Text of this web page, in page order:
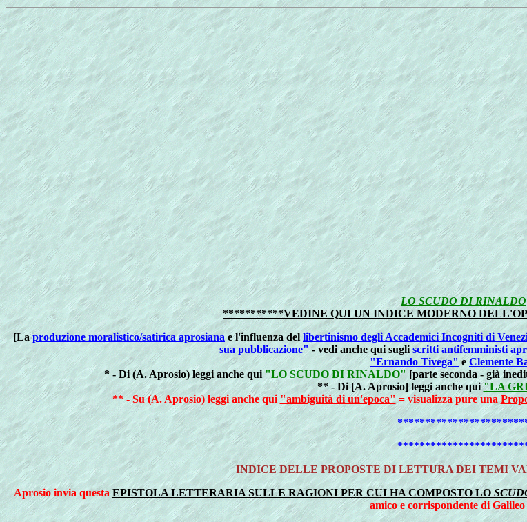
LO SCUDO DI RINALDO
***********VEDINE QUI UN INDICE MODERNO
[Laproduzione moralistico/satirica aprosiana e l'influenza del libertinismo degli Accademici Incogniti di
sua pubblicazione"- vedi anche qui sugliscritti antifemministi
"Ernando Tivega"eClemente
* - Di (A. Aprosio) leggi anche qui"LO SCUDO DI RINALDO" [parte seconda - già
** - Di [A. Aprosio] leggi anche qui"LA
** - Su (A. Aprosio) leggi anche qui "ambiguità di un'epoca"= visualizza pure una
INDICE DELLE PROPOSTE DI LETTURA DEI TEMI
Aprosio invia questaEPISTOLA LETTERARIA SULLE RAGIONI PER CUI HA COMPOSTO LO
amico e corrispondente di